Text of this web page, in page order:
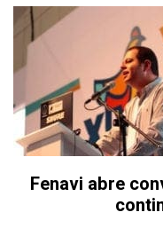
Fenavi abre